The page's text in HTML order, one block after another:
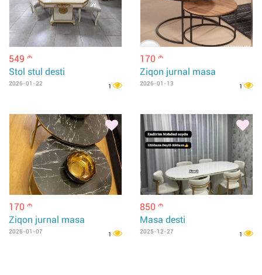
549 m
Stol stul desti
2026-01-22 1
170 m
Ziqon jurnal masa
2026-01-13 1
170 m
Ziqon jurnal masa
2026-01-07 1
850 m
Masa desti
2025-12-27 1